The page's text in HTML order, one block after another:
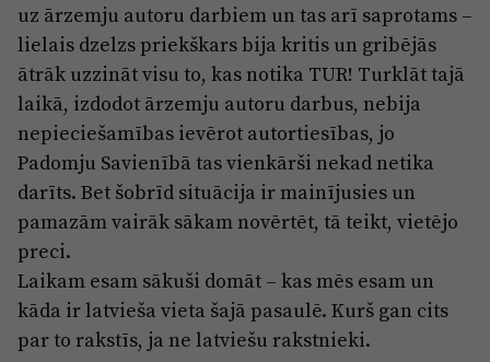
uz ārzemju autoru darbiem un tas arī saprotams –
lielais dzelzs priekškars bija kritis un gribējās
ātrāk uzzināt visu to, kas notika TUR! Turklāt tajā
laikā, izdodot ārzemju autoru darbus, nebija
nepieciešamības ievērot autortiesības, jo
Padomju Savienībā tas vienkārši nekad netika
darīts. Bet šobrīd situācija ir mainījusies un
pamazām vairāk sākam novērtēt, tā teikt, vietējo
preci.
Laikam esam sākuši domāt – kas mēs esam un
kāda ir latvieša vieta šajā pasaulē. Kurš gan cits
par to rakstīs, ja ne latviešu rakstnieki.